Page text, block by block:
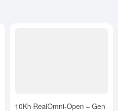
10Kh RealOmni-Open – Gen